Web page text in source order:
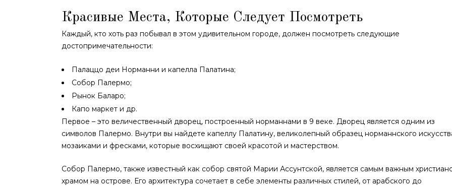
Красивые Места, Которые Следует Посмотреть
Каждый, кто хоть раз побывал в этом удивительном городе, должен посмотреть следующие
достопримечательности:
Палаццо деи Норманни и капелла Палатина;
Собор Палермо;
Рынок Баларо;
Капо маркет и др.
Первое – это величественный дворец, построенный норманнами в 9 веке. Дворец является одним из
символов Палермо. Внутри вы найдете капеллу Палатину, великолепный образец норманнского
мозаиками и фресками, которые восхищают своей красотой и мастерством.
Собор Палермо, также известный как собор святой Марии Ассунтской, является самым важным
храмом на острове. Его архитектура сочетает в себе элементы различных стилей, от арабского до